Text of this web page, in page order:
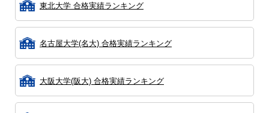
東北大学 合格実績ランキング
名古屋大学(名大) 合格実績ランキング
大阪大学(阪大) 合格実績ランキング